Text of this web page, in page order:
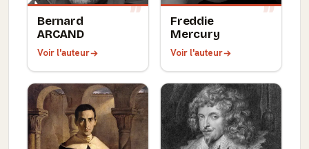
Bernard
ARCAND
Voir l'auteur
Freddie
Mercury
Voir l'auteur